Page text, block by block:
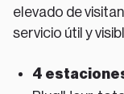
elevado de
servicio útil y
4